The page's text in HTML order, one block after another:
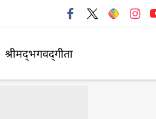
श्रीमद्‍भगवद्‍गीता